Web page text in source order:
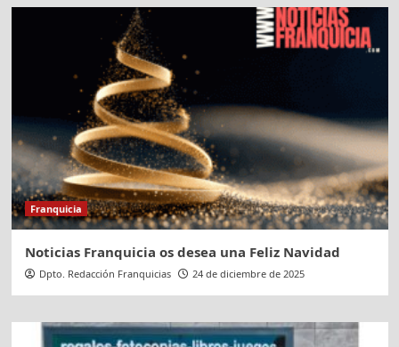
Franquicia
Noticias Franquicia os desea una Feliz Navidad
Dpto. Redacción Franquicias 24 de diciembre de 2025